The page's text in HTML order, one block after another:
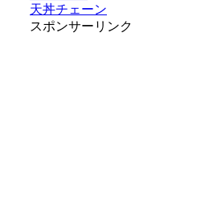
天丼チェーン
スポンサーリンク